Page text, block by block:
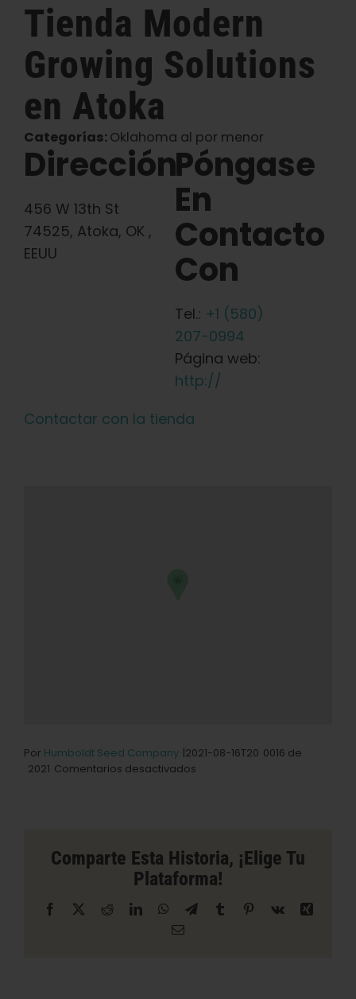
Tienda Modern
Growing Solutions
en Atoka
Categorías:Oklahoma al por menor
Dirección
456 W 13th St
74525, Atoka, OK ,
EEUU
Póngase
En
Contacto
Con
Tel.: +1 (580)
207-0994
Página web:
http://
Contactar con la tienda
Por Humboldt Seed Company |2021-08-16T20 0016 de
2021 Comentarios desactivados
cultivo
moderno
en
Comparte Esta Historia, ¡elige Tu
Plataforma!
Facebook RedditLinkedInWhatsAppTelegrama
Tumblr Pinterest
Vk
Xing
Correo